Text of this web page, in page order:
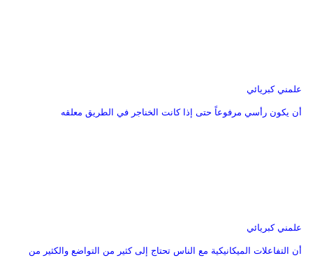
علمني كبريائي
أن يكون رأسي مرفوعاً حتى إذا كانت الخناجر في الطريق معلقه
علمني كبريائي
أن التفاعلات الميكانيكية مع الناس تحتاج إلى كثير من التواضع والكثير من